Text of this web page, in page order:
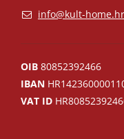
info@kult-home.hr
OIB 80852392466
IBAN
VAT ID